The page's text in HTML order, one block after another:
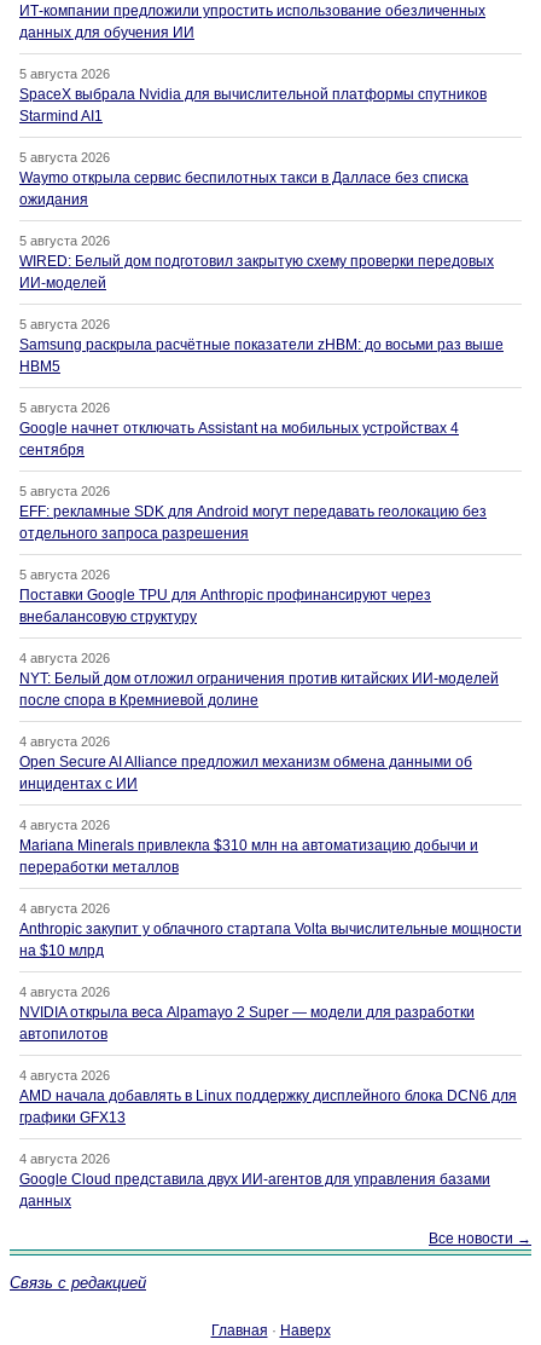
ИТ-компании предложили упростить использование обезличенных
данных для обучения ИИ
5 августа 2026
SpaceX выбрала Nvidia для вычислительной платформы спутников
Starmind AI1
5 августа 2026
Waymo открыла сервис беспилотных такси в Далласе без списка
ожидания
5 августа 2026
WIRED: Белый дом подготовил закрытую схему проверки передовых
ИИ-моделей
5 августа 2026
Samsung раскрыла расчётные показатели zHBM: до восьми раз выше
HBM5
5 августа 2026
Google начнет отключать Assistant на мобильных устройствах 4
сентября
5 августа 2026
EFF: рекламные SDK для Android могут передавать геолокацию без
отдельного запроса разрешения
5 августа 2026
Поставки Google TPU для Anthropic профинансируют через
внебалансовую структуру
4 августа 2026
NYT: Белый дом отложил ограничения против китайских ИИ-моделей
после спора в Кремниевой долине
4 августа 2026
Open Secure AI Alliance предложил механизм обмена данными об
инцидентах с ИИ
4 августа 2026
Mariana Minerals привлекла $310 млн на автоматизацию добычи и
переработки металлов
4 августа 2026
Anthropic закупит у облачного стартапа Volta вычислительные мощности
на $10 млрд
4 августа 2026
NVIDIA открыла веса Alpamayo 2 Super — модели для разработки
автопилотов
4 августа 2026
AMD начала добавлять в Linux поддержку дисплейного блока DCN6 для
графики GFX13
4 августа 2026
Google Cloud представила двух ИИ-агентов для управления базами
данных
Все новости →
Связь с редакцией
Главная · Наверх